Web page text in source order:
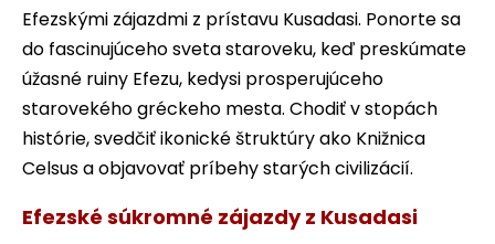
Efezskými zájazdmi z prístavu Kusadasi. Ponorte sa
do fascinujúceho sveta staroveku, keď preskúmate
úžasné ruiny Efezu, kedysi prosperujúceho
starovekého gréckeho mesta. Chodiť v stopách
histórie, svedčiť ikonické štruktúry ako Knižnica
Celsus a objavovať príbehy starých civilizácií.
Efezské súkromné zájazdy z Kusadasi